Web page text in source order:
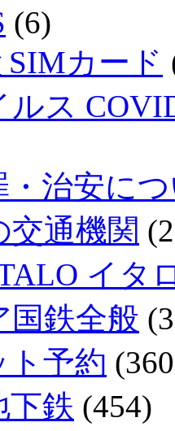
(6)
カード
ルス
・治安に
通機関
イタ
国鉄全般
ト予約
下鉄 (454)